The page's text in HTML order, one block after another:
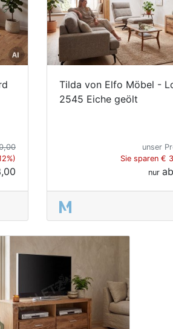
Tilda von Elfo Möbel -
2545 Eiche geölt
unser
Sie sparen €
nur